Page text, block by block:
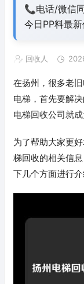
📞电话/微信
今日PP料最新
回收人
在扬州，很多老
电梯，首先要解
电梯回收公司就成
为了帮助大家更
梯回收的相关信
下几个方面进行介